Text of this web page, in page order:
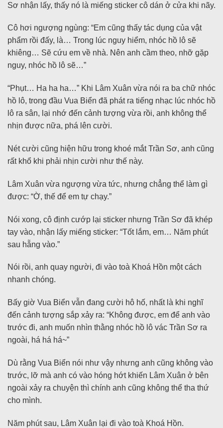
Sơ nhận lấy, thấy nó là miếng sticker cô dán ở cửa khi nãy.
Cô hơi ngượng ngùng: “Em cũng thấy tác dụng của vật
phẩm rồi đấy, là… Trong lúc nguy hiểm, nhóc hồ lô sẽ
khiêng… Sẽ cứu em về nhà. Nên anh cầm theo, nhỡ gặp
nguy, nhóc hồ lô sẽ…”
“Phụt… Ha ha ha…” Khi Lâm Xuân vừa nói ra ba chữ nhóc
hồ lô, trong đầu Vua Biển đã phát ra tiếng nhạc lúc nhóc hồ
lô ra sân, lại nhớ đến cảnh tượng vừa rồi, anh không thể
nhịn được nữa, phá lên cười.
Nét cười cũng hiện hữu trong khoé mắt Trần Sơ, anh cũng
rất khổ khi phải nhịn cười như thế này.
Lâm Xuân vừa ngượng vừa tức, nhưng chẳng thể làm gì
được: “Ờ, thế để em tự chạy.”
Nói xong, cô định cướp lại sticker nhưng Trần Sơ đã khép
tay vào, nhận lấy miếng sticker: “Tốt lắm, em… Năm phút
sau hẵng vào.”
Nói rồi, anh quay người, đi vào toà Khoá Hồn một cách
nhanh chóng.
Bấy giờ Vua Biển vẫn đang cười hô hố, nhất là khi nghĩ
đến cảnh tượng sắp xảy ra: “Không được, em để anh vào
trước đi, anh muốn nhìn thằng nhóc hồ lô vác Trần Sơ ra
ngoài, há há há~”
Dù rằng Vua Biển nói như vậy nhưng anh cũng không vào
trước, lỡ mà anh có vào hóng hớt khiến Lâm Xuân ở bên
ngoài xảy ra chuyện thì chính anh cũng không thể tha thứ
cho mình.
Năm phút sau, Lâm Xuân lại đi vào toà Khoá Hồn.